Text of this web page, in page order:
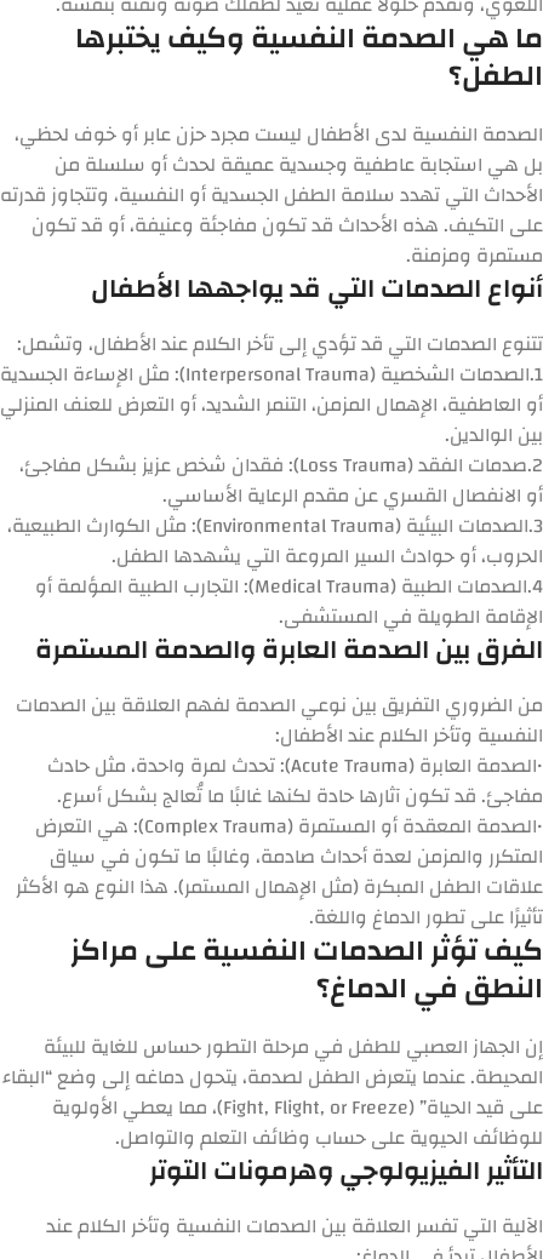
ما هي الصدمة النفسية وكيف يختبرها
الطفل؟
الصدمة النفسية لدى الأطفال ليست مجرد حزن عابر أو خوف لحظي،
بل هي استجابة عاطفية وجسدية عميقة لحدث أو سلسلة من
الأحداث التي تهدد سلامة الطفل الجسدية أو النفسية، وتتجاوز قدرته
على التكيف. هذه الأحداث قد تكون مفاجئة وعنيفة، أو قد تكون
مستمرة ومزمنة.
أنواع الصدمات التي قد يواجهها الأطفال
تتنوع الصدمات التي قد تؤدي إلىتأخر الكلام عند الأطفال، وتشمل:
1.الصدمات الشخصية (Interpersonal Trauma):
مثل الإساءة الجسدية
أو العاطفية، الإهمال المزمن، التنمر الشديد، أو التعرض للعنف المنزلي
بين الوالدين.
2. صدمات الفقد (Loss Trauma):
فقدان شخص عزيز بشكل مفاجئ،
أو الانفصال القسري عن مقدم الرعاية الأساسي.
3.الصدمات البيئية (Environmental Trauma):
مثل الكوارث الطبيعية،
الحروب، أو حوادث السير المروعة التي يشهدها الطفل.
4.الصدمات الطبية (Medical Trauma):
التجارب الطبية المؤلمة أو
الإقامة الطويلة في المستشفى.
الفرق بين الصدمة العابرة والصدمة المستمرة
من الضروري التفريق بين نوعي الصدمة لفهمالعلاقة بين الصدمات
النفسية وتأخر الكلام عند الأطفال:
•الصدمة العابرة (Acute Trauma):
تحدث لمرة واحدة، مثل حادث
مفاجئ. قد تكون آثارها حادة لكنها غالبًا ما تُعالج بشكل أسرع.
•الصدمة المعقدة أو المستمرة (Complex Trauma):
هي التعرض
المتكرر والمزمن لعدة أحداث صادمة، وغالبًا ما تكون في سياق
علاقات الطفل المبكرة (مثل الإهمال المستمر). هذا النوع هو الأكثر
تأثيرًا على تطور الدماغ واللغة.
كيف تؤثر الصدمات النفسية على مراكز
النطق في الدماغ؟
إن الجهاز العصبي للطفل في مرحلة التطور حساس للغاية للبيئة
المحيطة. عندما يتعرض الطفل لصدمة، يتحول دماغه إلى وضع “البقاء
على قيد الحياة” (Fight, Flight, or Freeze)، مما يعطي الأولوية
للوظائف الحيوية على حساب وظائف التعلم والتواصل.
التأثير الفيزيولوجي وهرمونات التوتر
الآلية التي تفسر العلاقة بين الصدمات النفسية وتأخر الكلام عند